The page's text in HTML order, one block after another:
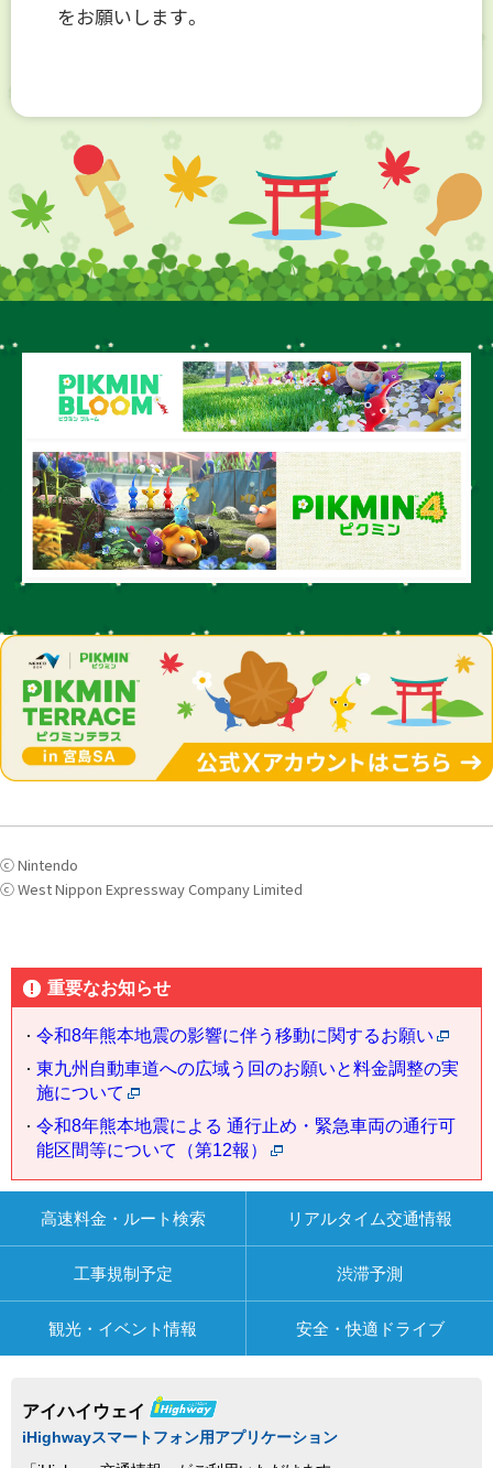
をお願いします。
ⓒ Nintendo
ⓒ West Nippon Expressway Company Limited
重要なお知らせ
令和8年熊本地震の影響に伴う移動に関するお願い
東九州自動車道への広域う回のお願いと料金調整の実
施について
令和8年熊本地震による 通行止め・緊急車両の通行可
能区間等について（第12報）
高速料金・ルート検索 リアルタイム交通情報
工事規制予定 渋滞予測
観光・イベント情報 安全・快適ドライブ
アイハイウェイ
iHighwayスマートフォン用アプリケーション